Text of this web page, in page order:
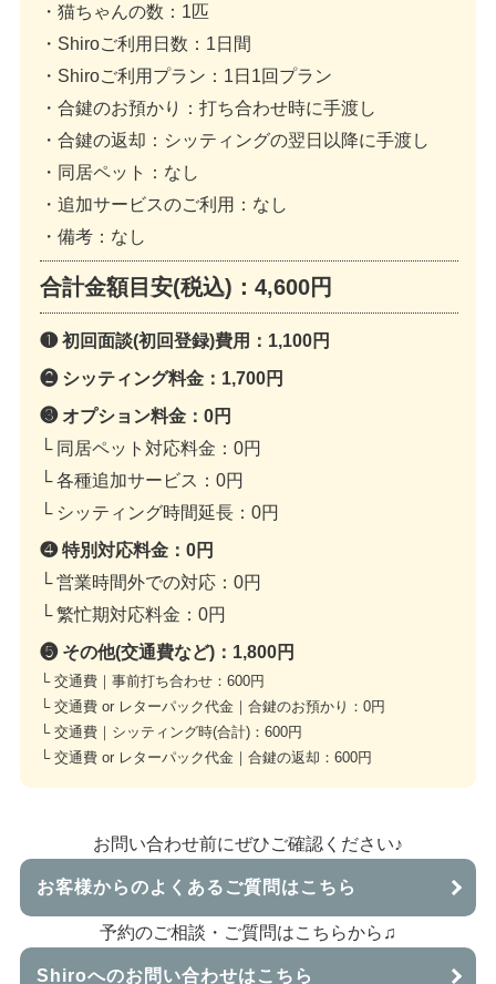
・猫ちゃんの数 ：1匹
・Shiroご利用日数 ：1日間
・Shiroご利用プラン ：1日1回プラン
・合鍵のお預かり
：打ち合わせ時に手渡し
・合鍵の返却 ：シッティングの翌日以降に手渡し
・同居ペット
：なし
・追加サービスのご利用 ：なし
・備考：なし
合計金額目安(税込)： 4,600円
❶ 初回面談(初回登録)費用： 1,100円
❷ シッティング料金： 1,700円
❸ オプション料金： 0円
└ 同居ペット対応料金： 0円
└ 各種追加サービス： 0円
└ シッティング時間延長： 0円
❹ 特別対応料金： 0円
└ 営業時間外での対応： 0円
└ 繁忙期対応料金： 0円
❺ その他(交通費など)： 1,800円
└ 交通費｜事前打ち合わせ： 600円
└ 交通費 or レターパック代金｜合鍵のお預かり： 0円
└ 交通費｜シッティング時(合計)： 600円
└ 交通費 or レターパック代金｜合鍵の返却： 600円
お問い合わせ前にぜひご確認ください♪
お客様からのよくあるご質問はこちら
予約のご相談・ご質問はこちらから♫
Shiroへのお問い合わせはこちら